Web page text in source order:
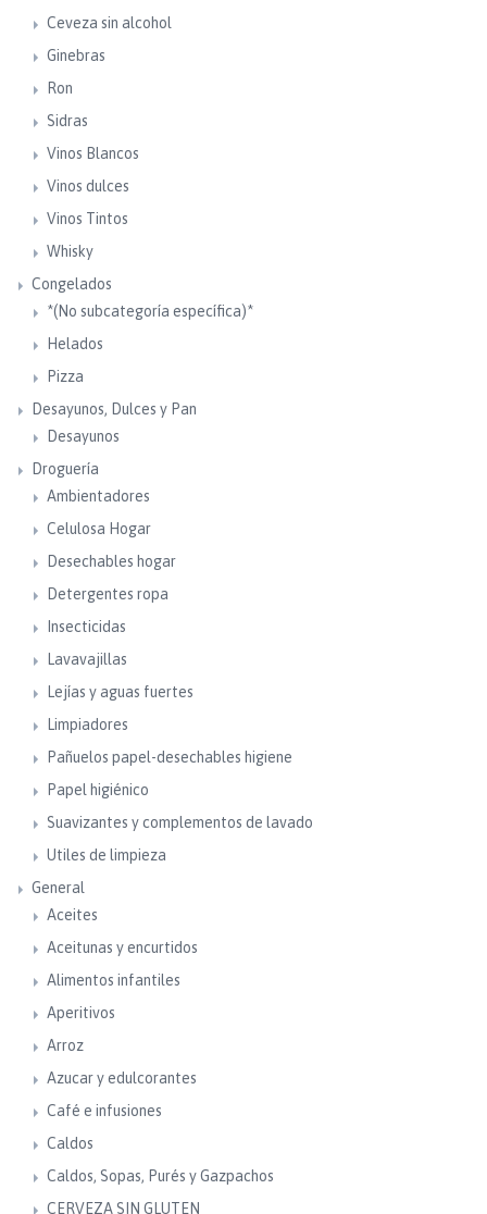
Ceveza sin alcohol
Ginebras
Ron
Sidras
Vinos Blancos
Vinos dulces
Vinos Tintos
Whisky
Congelados
*(No subcategoría específica)*
Helados
Pizza
Desayunos, Dulces y Pan
Desayunos
Droguería
Ambientadores
Celulosa Hogar
Desechables hogar
Detergentes ropa
Insecticidas
Lavavajillas
Lejías y aguas fuertes
Limpiadores
Pañuelos papel-desechables higiene
Papel higiénico
Suavizantes y complementos de lavado
Utiles de limpieza
General
Aceites
Aceitunas y encurtidos
Alimentos infantiles
Aperitivos
Arroz
Azucar y edulcorantes
Café e infusiones
Caldos
Caldos, Sopas, Purés y Gazpachos
CERVEZA SIN GLUTEN